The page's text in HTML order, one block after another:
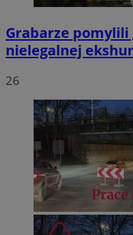
Grabarze pomylili
nielegalnej
26